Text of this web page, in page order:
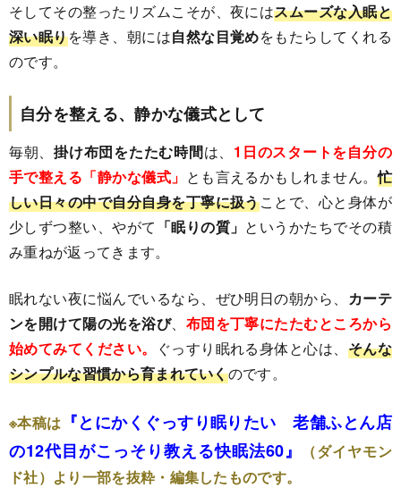
そしてその整ったリズムこそが、夜にはスムーズな入眠と
深い眠りを導き、朝には自然な目覚めをもたらしてくれる
のです。
自分を整える、静かな儀式として
毎朝、掛け布団をたたむ時間は、 1日のスタートを自分の
手で整える「静かな儀式」 とも言えるかもしれません。忙
しい日々の中で自分自身を丁寧に扱うことで、心と身体が
少しずつ整い、やがて 「眠りの質」 というかたちでその積
み重ねが返ってきます。
眠れない夜に悩んでいるなら、ぜひ明日の朝から、 カーテ
ンを開けて陽の光を浴び、 布団を丁寧にたたむところから
始めてみてください。
ぐっすり眠れる身体と心は、 そんな
シンプルな習慣から育まれていくのです。
※本稿は 『とにかくぐっすり眠りたい 老舗ふとん店
の12代目がこっそり教える快眠法60』
（ダイヤモン
ド社）より一部を抜粋・編集したものです。